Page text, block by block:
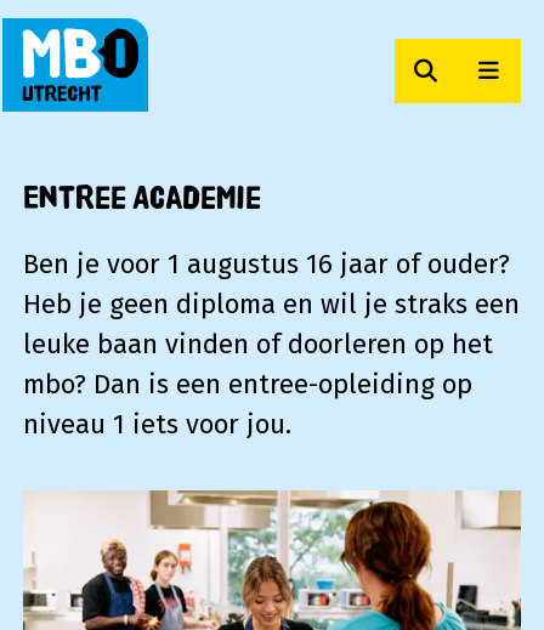
Zoeken
Entree Academie
Ben je voor 1 augustus 16 jaar of ouder?
Heb je geen diploma en wil je straks een
leuke baan vinden of doorleren op het
mbo? Dan is een entree-opleiding op
niveau 1 iets voor jou.